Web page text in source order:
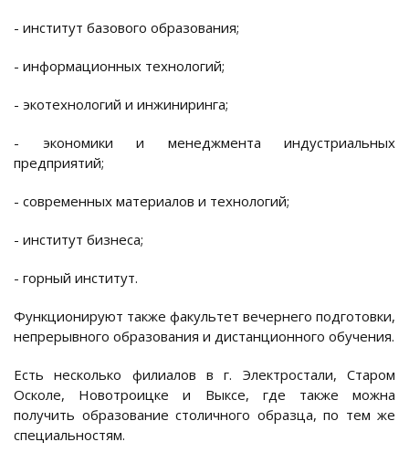
- институт базового образования;
- информационных технологий;
- экотехнологий и инжиниринга;
- экономики и менеджмента индустриальных
предприятий;
- современных материалов и технологий;
- институт бизнеса;
- горный институт.
Функционируют также факультет вечернего подготовки,
непрерывного образования и дистанционного обучения.
Есть несколько филиалов в г. Электростали, Старом
Осколе, Новотроицке и Выксе, где также можна
получить образование столичного образца, по тем же
специальностям.